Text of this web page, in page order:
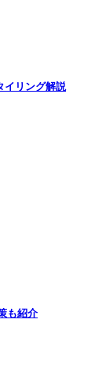
イリング解説
も紹介